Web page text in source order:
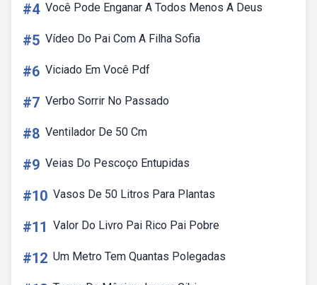
#4 Você Pode Enganar A Todos Menos A Deus
#5 Vídeo Do Pai Com A Filha Sofia
#6 Viciado Em Você Pdf
#7 Verbo Sorrir No Passado
#8 Ventilador De 50 Cm
#9 Veias Do Pescoço Entupidas
#10 Vasos De 50 Litros Para Plantas
#11 Valor Do Livro Pai Rico Pai Pobre
#12 Um Metro Tem Quantas Polegadas